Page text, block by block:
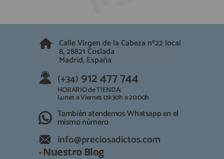
Calle Virgen de la Cabeza nº22 local
8, 28821 Coslada
Madrid, España
(+34) 912 477 744
HORARIO de TIENDA:
Lunes a Viernes 09:30h a 20:00h
También atendemos Whatsapp en el
mismo número
info@preciosadictos.com
- Nuestro Blog